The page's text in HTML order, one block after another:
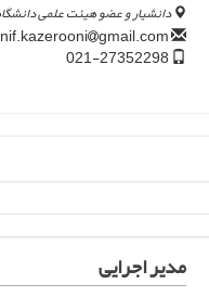
دانشیار و عضو هیئت علمی
gmail.com
مدیر اجرایی